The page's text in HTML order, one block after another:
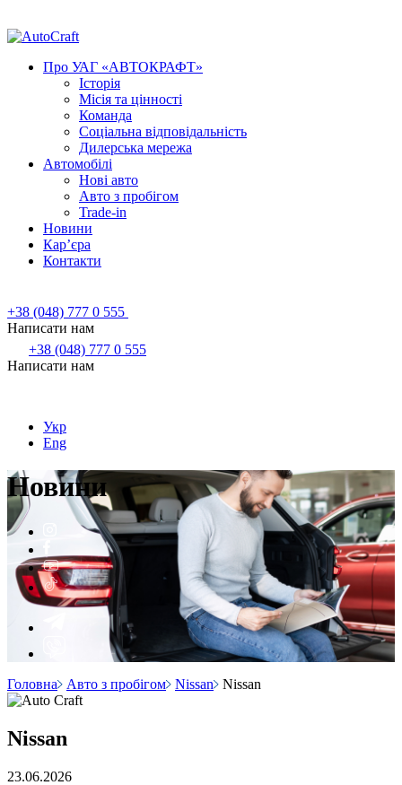
Про УАГ «АВТОКРАФТ»
Історія
Місія та цінності
Команда
Соціальна відповідальність
Дилерська мережа
Автомобілі
Нові авто
Авто з пробігом
Trade-in
Новини
Кар’єра
Контакти
+38 (048) 777 0 555
Написати нам
+38 (048) 777 0 555
Написати нам
Укр
Eng
Новини
Головна Авто з пробігом Nissan Nissan
Nissan
23.06.2026